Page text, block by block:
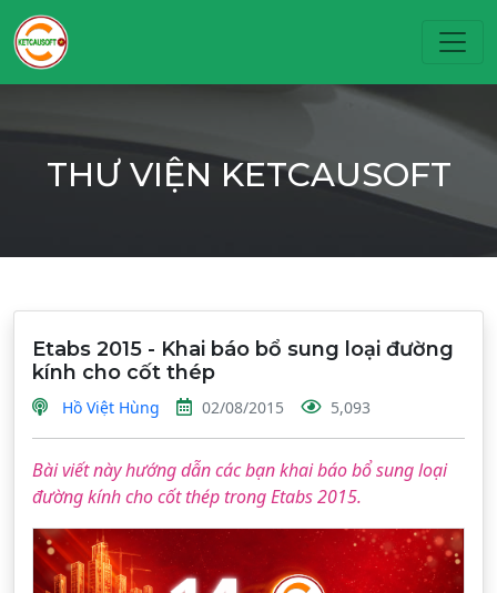
THƯ VIỆN KETCAUSOFT
Etabs 2015 - Khai báo bổ sung loại đường
kính cho cốt thép
Hồ Việt Hùng 02/08/2015 5,093
Bài viết này hướng dẫn các bạn khai báo bổ sung loại
đường kính cho cốt thép trong Etabs 2015.